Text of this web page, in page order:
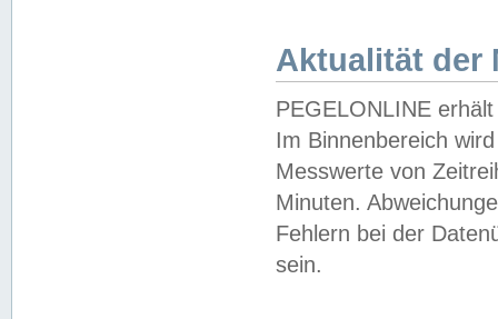
Aktualität der
PEGELONLINE
Im Binnenbereich
Messwerte von
Minuten.
Fehlern bei der
sein.